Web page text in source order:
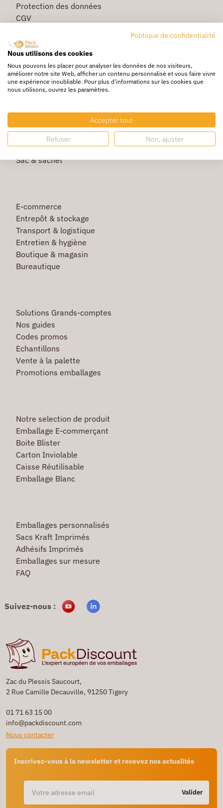
Zac du Plessis Saucourt,
2 Rue Camille Decauville, 91250 Tigery
01 71 63 15 00
info@packdiscount.com
Nous contacter
Inscrivez-vous à la newsletter et recevez nos actualités
Valider
Protection des données
CGV
Commande rapide
Livraison
Pochette bulle & mousse
Papier bulle & rouleau mousse
Adhésif & feuillard
Film étirable & palette bois
Sac & sachet
E-commerce
Entrepôt & stockage
Transport & logistique
Entretien & hygiène
Boutique & magasin
Bureautique
Solutions Grands-comptes
Nos guides
Codes promos
Echantillons
Vente à la palette
Promotions emballages
Notre selection de produit
Emballage E-commerçant
Boite Blister
Carton Inviolable
Caisse Réutilisable
Emballage Blanc
Emballages personnalisés
Sacs Kraft Imprimés
Adhésifs Imprimés
Emballages sur mesure
FAQ
Suivez-nous :
Politique de confidentialité
Nous utilisons des cookies
Nous pouvons les placer pour analyser les données de nos visiteurs,
améliorer notre site Web, afficher un contenu personnalisé et vous faire vivre
une expérience inoubliable. Pour plus d'informations sur les cookies que
nous utilisons, ouvrez les paramètres.
Accepter tout
Refuser Non, ajuster